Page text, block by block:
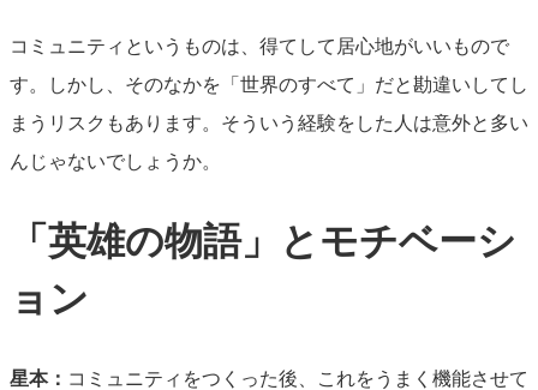
コミュニティというものは、得てして居心地がいいもので
す。しかし、そのなかを「世界のすべて」だと勘違いしてし
まうリスクもあります。そういう経験をした人は意外と多い
んじゃないでしょうか。
「英雄の物語」とモチベーシ
ョン
星本： コミュニティをつくった後、これをうまく機能させて